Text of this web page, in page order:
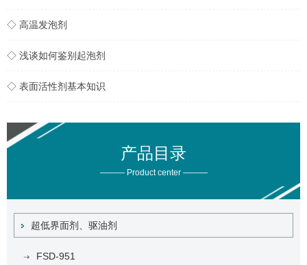
产品目录
——— Product center ———
超低界面剂、驱油剂
FSD-951
◇ 高温发泡剂
◇ 浅谈如何鉴别起泡剂
◇ 表面活性剂基本知识